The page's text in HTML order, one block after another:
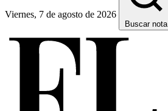
Viernes, 7 de agosto de 2026
Buscar nota